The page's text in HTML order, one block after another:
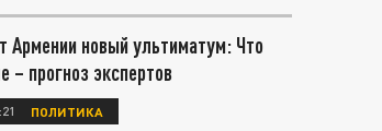
Армении новый ультиматум: Что
– прогноз экспертов
ПОЛИТИКА